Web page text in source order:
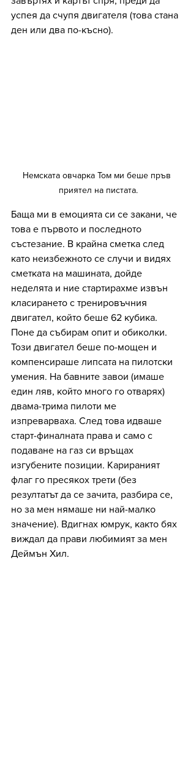
успея да счупя двигателя (това стана
ден или два по-късно).
Немската овчарка Том ми беше пръв
приятел на пистата.
Баща ми в емоцията си се закани, че
това е първото и последното
състезание. В крайна сметка след
като неизбежното се случи и видях
сметката на машината, дойде
неделята и ние стартирахме извън
класирането с тренировъчния
двигател, който беше 62 кубика.
Поне да събирам опит и обиколки.
Този двигател беше по-мощен и
компенсираше липсата на пилотски
умения. На бавните завои (имаше
един ляв, който много го отварях)
двама-трима пилоти ме
изпреварваха. След това идваше
старт-финалната права и само с
подаване на газ си връщах
изгубените позиции. Карираният
флаг го пресякох трети (без
резултатът да се зачита, разбира се,
но за мен нямаше ни най-малко
значение). Вдигнах юмрук, както бях
виждал да прави любимият за мен
Деймън Хил.